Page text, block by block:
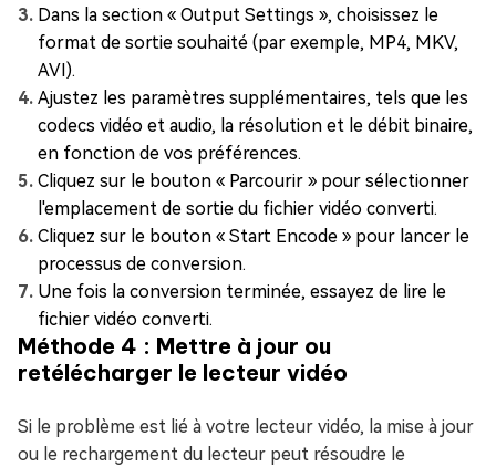
Dans la section « Output Settings », choisissez le
format de sortie souhaité (par exemple, MP4, MKV,
AVI).
Ajustez les paramètres supplémentaires, tels que les
codecs vidéo et audio, la résolution et le débit binaire,
en fonction de vos préférences.
Cliquez sur le bouton « Parcourir » pour sélectionner
l'emplacement de sortie du fichier vidéo converti.
Cliquez sur le bouton « Start Encode » pour lancer le
processus de conversion.
Une fois la conversion terminée, essayez de lire le
fichier vidéo converti.
Méthode 4 : Mettre à jour ou
retélécharger le lecteur vidéo
Si le problème est lié à votre lecteur vidéo, la mise à jour
ou le rechargement du lecteur peut résoudre le